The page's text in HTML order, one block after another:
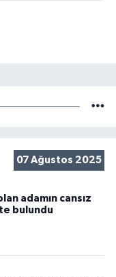
07 Ağustos 2025
adamın cansız
bulundu